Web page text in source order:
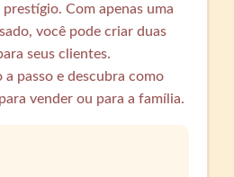
Com apenas uma
você pode criar duas
seus clientes.
a passo e descubra como
vender ou para a família.